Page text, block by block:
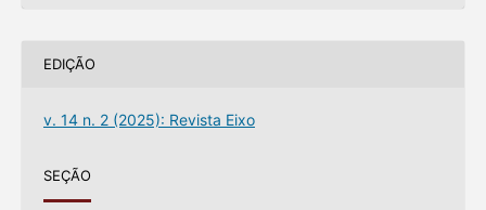
EDIÇÃO
v. 14 n. 2 (2025): Revista Eixo
SEÇÃO